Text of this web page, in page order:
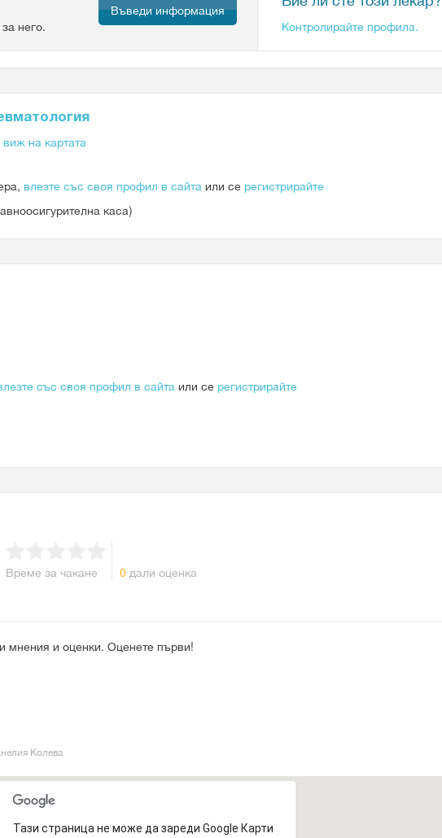
него.
Въведи информация
Контролирайте профила.
виж на картата
влезте със своя профил в сайта или се регистрирайте
каса)
със своя профил в сайта или се регистрирайте
Време за чакане 0 дали оценка
мнения и оценки. Оценете първи!
Колева
Тази страница не може да зареди Google Карти